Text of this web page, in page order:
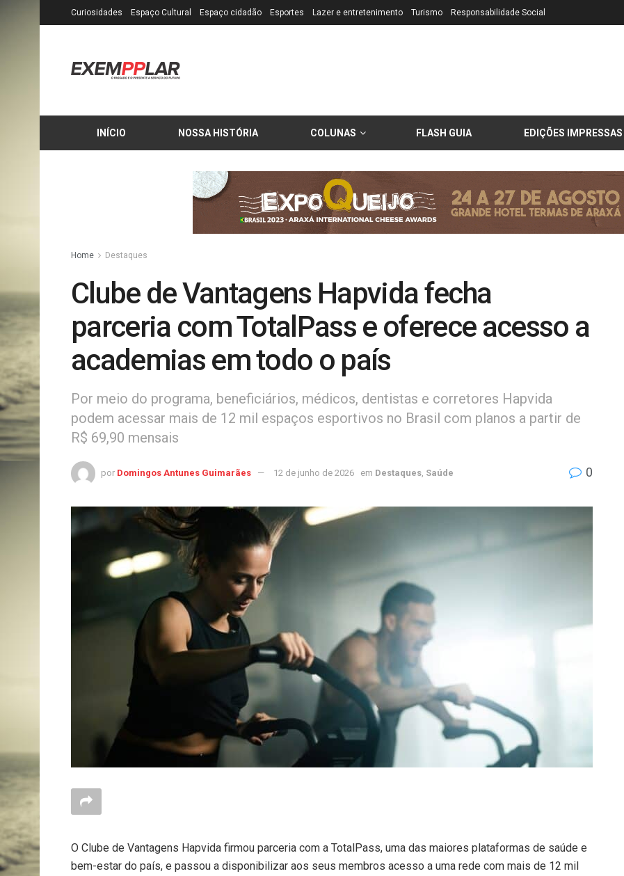
Curiosidades Espaço Cultural Espaço cidadão Esportes Lazer e entretenimento Turismo Responsabilidade Social
INÍCIO NOSSA HISTÓRIA COLUNAS FLASH GUIA EDIÇÕES IMPRESSAS
Home Destaques
Clube de Vantagens Hapvida fecha
parceria com TotalPass e oferece acesso a
academias em todo o país
Por meio do programa, beneficiários, médicos, dentistas e corretores Hapvida
podem acessar mais de 12 mil espaços esportivos no Brasil com planos a partir de
R$ 69,90 mensais
por Domingos Antunes Guimarães 12 de junho de 2026 em Destaques Saúde 0
O Clube de Vantagens Hapvida firmou parceria com a TotalPass, uma das maiores plataformas de saúde e
bem-estar do país, e passou a disponibilizar aos seus membros acesso a uma rede com mais de 12 mil